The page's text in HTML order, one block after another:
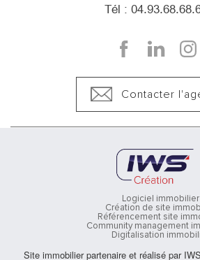
Tél :
Contacter
Site immobilier partenaire et réalisé par
Logiciel immobilier
Création de site
Référencement site
Community management
Digitalisation